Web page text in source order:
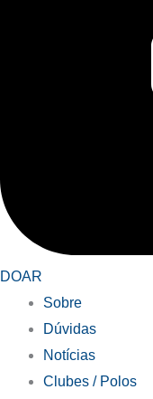
DOAR
Sobre
Dúvidas
Notícias
Clubes / Polos